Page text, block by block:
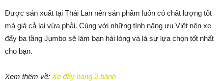
Được sản xuất tại Thái Lan nên sản phẩm luôn có chất lượng tốt
mà giá cả lại vừa phải. Cùng với những tính năng ưu Việt nên xe
đẩy ba tầng Jumbo sẽ làm bạn hài lòng và là sự lựa chọn tốt nhất
cho bạn.
Xem thêm về: Xe đẩy hàng 2 bánh